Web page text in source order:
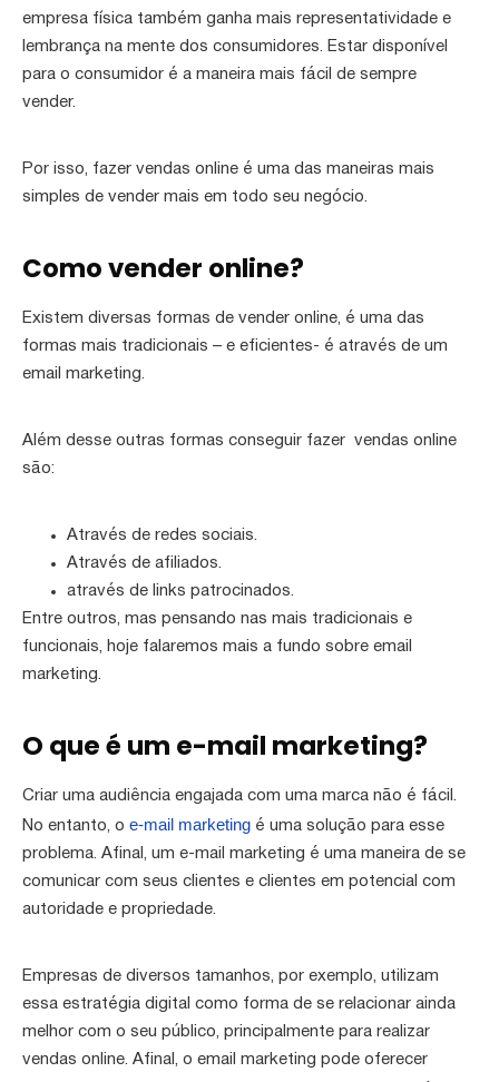
empresa física também ganha mais representatividade e
lembrança na mente dos consumidores. Estar disponível
para o consumidor é a maneira mais fácil de sempre
vender.
Por isso, fazer vendas online é uma das maneiras mais
simples de vender mais em todo seu negócio.
Como vender online?
Existem diversas formas de vender online, é uma das
formas mais tradicionais – e eficientes- é através de um
email marketing.
Além desse outras formas conseguir fazer vendas online
são:
Através de redes sociais.
Através de afiliados.
através de links patrocinados.
Entre outros, mas pensando nas mais tradicionais e
funcionais, hoje falaremos mais a fundo sobre email
marketing.
O que é um e-mail marketing?
Criar uma audiência engajada com uma marca não é fácil.
No entanto, o e-mail marketing é uma solução para esse
problema. Afinal, um e-mail marketing é uma maneira de se
comunicar com seus clientes e clientes em potencial com
autoridade e propriedade.
Empresas de diversos tamanhos, por exemplo, utilizam
essa estratégia digital como forma de se relacionar ainda
melhor com o seu público, principalmente para realizar
vendas online. Afinal, o email marketing pode oferecer